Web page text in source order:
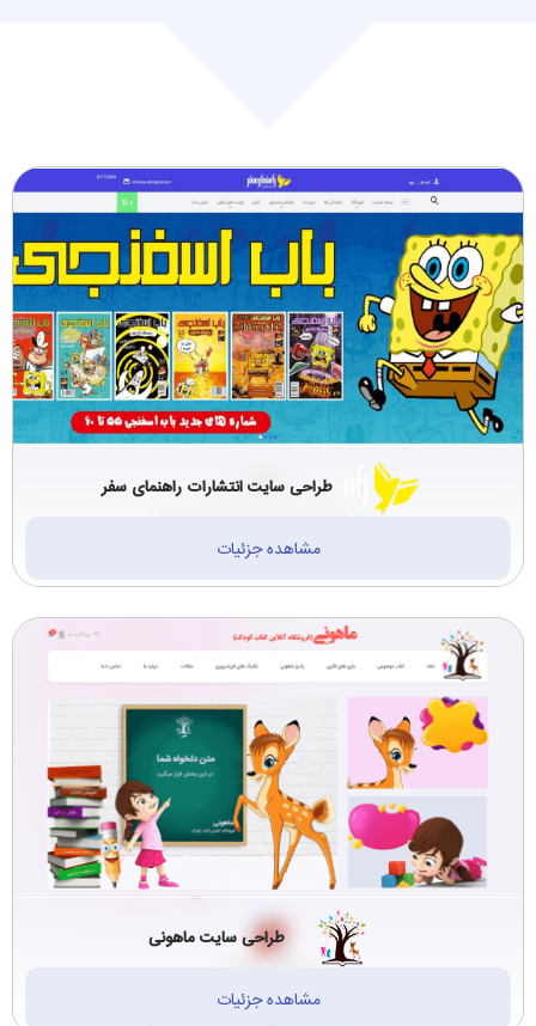
مجله (2)
کالای دیجیتال،موبایل و
تبلت (5)
بازرگانی (3)
تجهیزات و صنعتی
چاپ,انتشارات,تبلیغات
وبسته بندی (2)
حمل و نقل و باربری
(6)
گردشگری تفریحی
وویزا (2)
کافی‌شاپ و رستوران
ماشین‌آلات صنعتی
ساختمانی پیمانکاری
دکوراسیون (14)
سازمان ها و دانشگاه
ها (1)
مالی، حسابداری، بیمه
(1)
نیروگاه و پتروشیمی
(3)
خودرو و لوازم خودرو
آموزشی و مشاوره
(13)
لوازم التحریر و نوشت
افزار (1)
طراحی سایت انتشارات راهنمای سفر
مشاهده جزئیات
طراحی سایت ماهونی
مشاهده جزئیات